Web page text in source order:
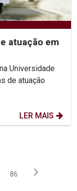
atuação em
Universidade
de atuação
LER MAIS
intermediárias
Página
86